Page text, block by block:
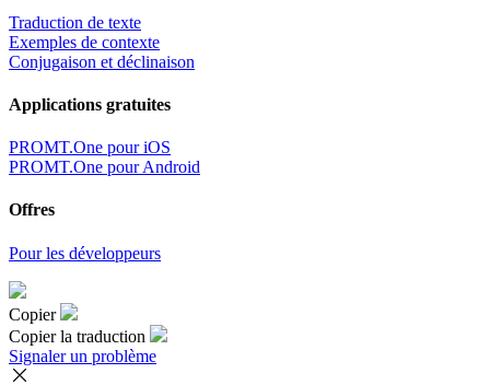
Traduction de texte
Exemples de contexte
Conjugaison et déclinaison
Applications gratuites
PROMT.One pour iOS
PROMT.One pour Android
Offres
Pour les développeurs
Copier
Copier la traduction
Signaler un problème